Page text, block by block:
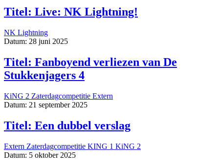
Titel: Live: NK Lightning!
NK Lightning
Datum: 28 juni 2025
Titel: Fanboyend verliezen van De
Stukkenjagers 4
KiNG 2 Zaterdagcompetitie Extern
Datum: 21 september 2025
Titel: Een dubbel verslag
Extern Zaterdagcompetitie KING 1 KiNG 2
Datum: 5 oktober 2025